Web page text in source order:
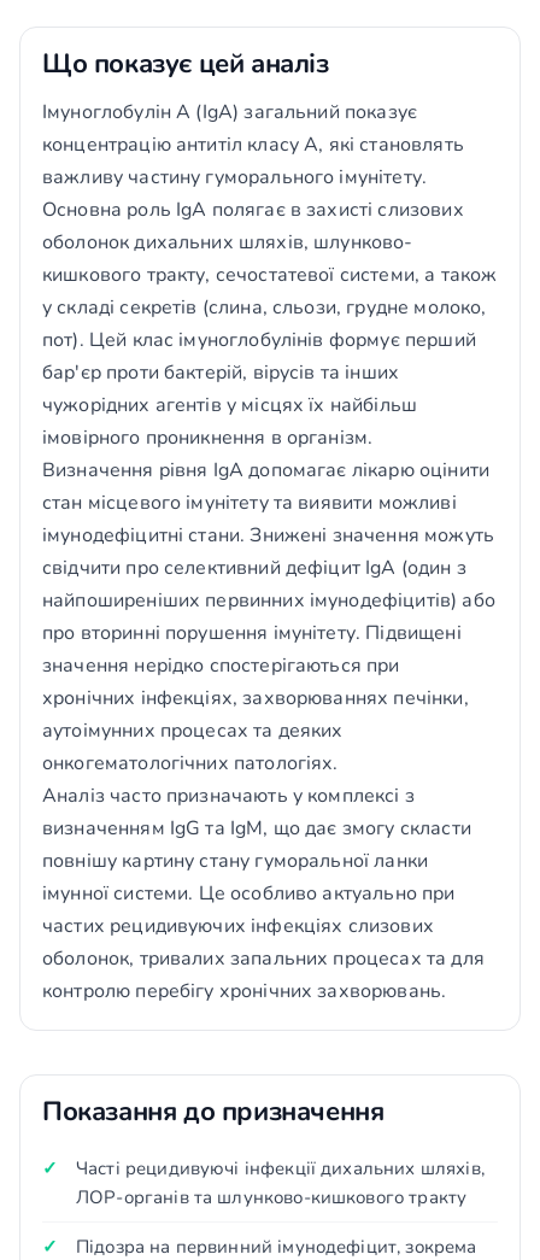
Що показує цей аналіз
Імуноглобулін А (IgA) загальний показує
концентрацію антитіл класу А, які становлять
важливу частину гуморального імунітету.
Основна роль IgA полягає в захисті слизових
оболонок дихальних шляхів, шлунково-
кишкового тракту, сечостатевої системи, а також
у складі секретів (слина, сльози, грудне молоко,
пот). Цей клас імуноглобулінів формує перший
бар'єр проти бактерій, вірусів та інших
чужорідних агентів у місцях їх найбільш
імовірного проникнення в організм.
Визначення рівня IgA допомагає лікарю оцінити
стан місцевого імунітету та виявити можливі
імунодефіцитні стани. Знижені значення можуть
свідчити про селективний дефіцит IgA (один з
найпоширеніших первинних імунодефіцитів) або
про вторинні порушення імунітету. Підвищені
значення нерідко спостерігаються при
хронічних інфекціях, захворюваннях печінки,
аутоімунних процесах та деяких
онкогематологічних патологіях.
Аналіз часто призначають у комплексі з
визначенням IgG та IgM, що дає змогу скласти
повнішу картину стану гуморальної ланки
імунної системи. Це особливо актуально при
частих рецидивуючих інфекціях слизових
оболонок, тривалих запальних процесах та для
контролю перебігу хронічних захворювань.
Показання до призначення
Часті рецидивуючі інфекції дихальних шляхів,
ЛОР-органів та шлунково-кишкового тракту
Підозра на первинний імунодефіцит, зокрема